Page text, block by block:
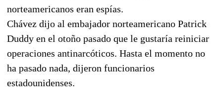
norteamericanos eran espías.
Chávez dijo al embajador norteamericano Patrick
Duddy en el otoño pasado que le gustaría reiniciar
operaciones antinarcóticos. Hasta el momento no
ha pasado nada, dijeron funcionarios
estadounidenses.